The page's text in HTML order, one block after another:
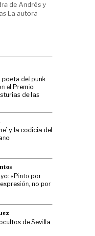
de Andrés y
La autora
poeta del punk
el Premio
de las
y la codicia del
«Pinto por
no por
de Sevilla